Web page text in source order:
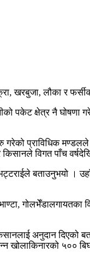
खरबुजा, लौका र
पकेट क्षेत्र नै घोषणा
गरेको प्राविधिक
किसानले विगत पाँच
बताउनुभयो ।
अनुदान दिएको
खोलाकिनारको ५००